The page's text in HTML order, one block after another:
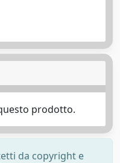
prodotto.
da copyright e